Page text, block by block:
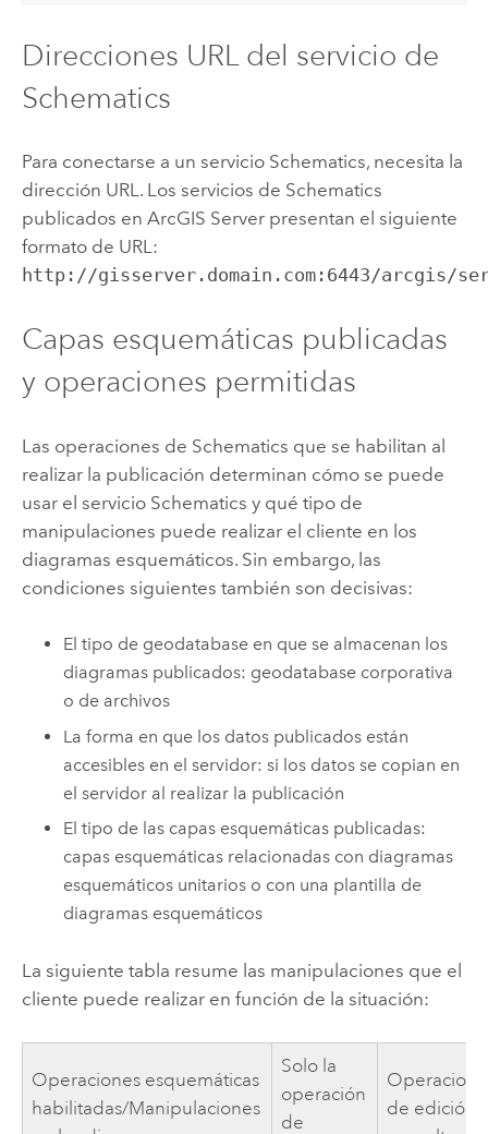
Direcciones URL del servicio de
Schematics
Para conectarse a un servicio Schematics, necesita la
dirección URL. Los servicios de Schematics
publicados en ArcGIS Serverpresentan el siguiente
formato de URL:
http://gisserver.domain.com:6443/arcgis/
Capas esquemáticas publicadas
y operaciones permitidas
Las operaciones de Schematics que se habilitan al
realizar la publicación determinan cómo se puede
usar el servicio Schematics y qué tipo de
manipulaciones puede realizar el cliente en los
diagramas esquemáticos. Sin embargo, las
condiciones siguientes también son decisivas:
El tipo de geodatabase en que se almacenan los
diagramas publicados: geodatabase corporativa
o de archivos
La forma en que los datos publicados están
accesibles en el servidor: si los datos se copian en
el servidor al realizar la publicación
El tipo de las capas esquemáticas publicadas:
capas esquemáticas relacionadas con diagramas
esquemáticos unitarios o con una plantilla de
diagramas esquemáticos
La siguiente tabla resume las manipulaciones que el
cliente puede realizar en función de la situación:
Operaciones esquemáticas
habilitadas/Manipulaciones
Solo la
operación
de
de edición